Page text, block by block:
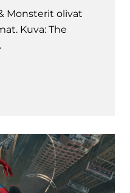
Monsterit olivat
Kuva: The